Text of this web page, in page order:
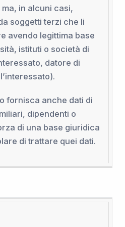
in alcuni casi,
soggetti terzi che li
avendo legittima base
istituti o società di
datore di
fornisca anche dati di
dipendenti o
di una base giuridica
di trattare quei dati.